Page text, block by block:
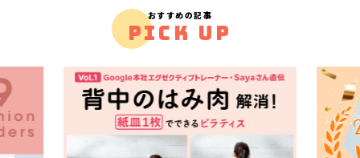
おすすめの記事
PICK UP